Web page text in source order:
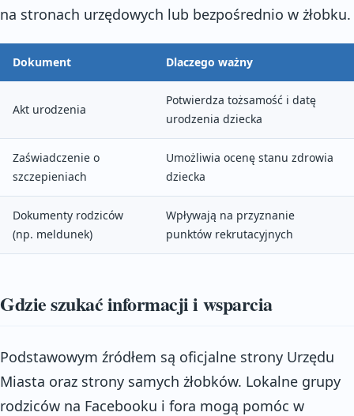
na stronach urzędowych lub bezpośrednio w żłobku.
Dokument Dlaczego ważny
Akt urodzenia
Potwierdza tożsamość i datę
urodzenia dziecka
Zaświadczenie o
szczepieniach
Umożliwia ocenę stanu zdrowia
dziecka
Dokumenty rodziców
(np. meldunek)
Wpływają na przyznanie
punktów rekrutacyjnych
Gdzie szukać informacji i wsparcia
Podstawowym źródłem są oficjalne strony Urzędu
Miasta oraz strony samych żłobków. Lokalne grupy
rodziców na Facebooku i fora mogą pomóc w